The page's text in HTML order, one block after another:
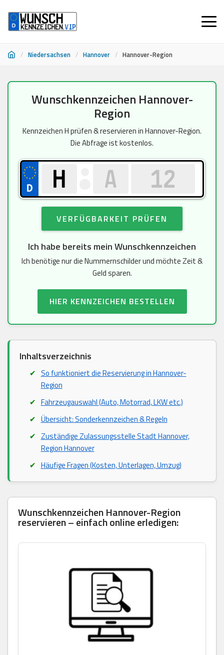
/ Niedersachsen / Hannover / Hannover-Region
Wunschkennzeichen Hannover-
Region
Kennzeichen H prüfen & reservieren in Hannover-Region.
Die Abfrage ist kostenlos.
VERFÜGBARKEIT PRÜFEN
Ich habe bereits mein Wunschkennzeichen
Ich benötige nur die Nummernschilder und möchte Zeit &
Geld sparen.
HIER KENNZEICHEN BESTELLEN
Inhaltsverzeichnis
So funktioniert die Reservierung in Hannover-
Region
Fahrzeugauswahl (Auto, Motorrad, LKW etc.)
Übersicht: Sonderkennzeichen & Regeln
Zuständige Zulassungsstelle Stadt Hannover,
Region Hannover
Häufige Fragen (Kosten, Unterlagen, Umzug)
Wunschkennzeichen Hannover-Region
reservieren – einfach online erledigen: